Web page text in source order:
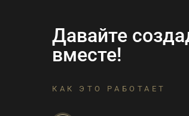
Давайте
вместе!
КАК ЭТО РАБОТАЕТ